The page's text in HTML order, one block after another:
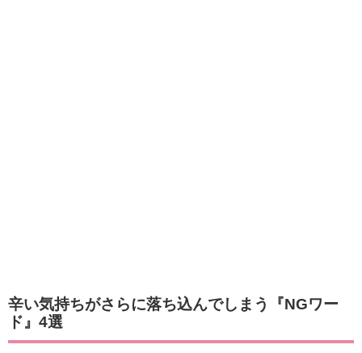
辛い気持ちがさらに落ち込んでしまう『NGワー
ド』4選